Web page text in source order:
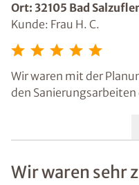
Ort: 32105 Bad
Kunde: Frau H. C.
Wir waren mit der
den
weiterempfehlen. Mit
Wir waren sehr